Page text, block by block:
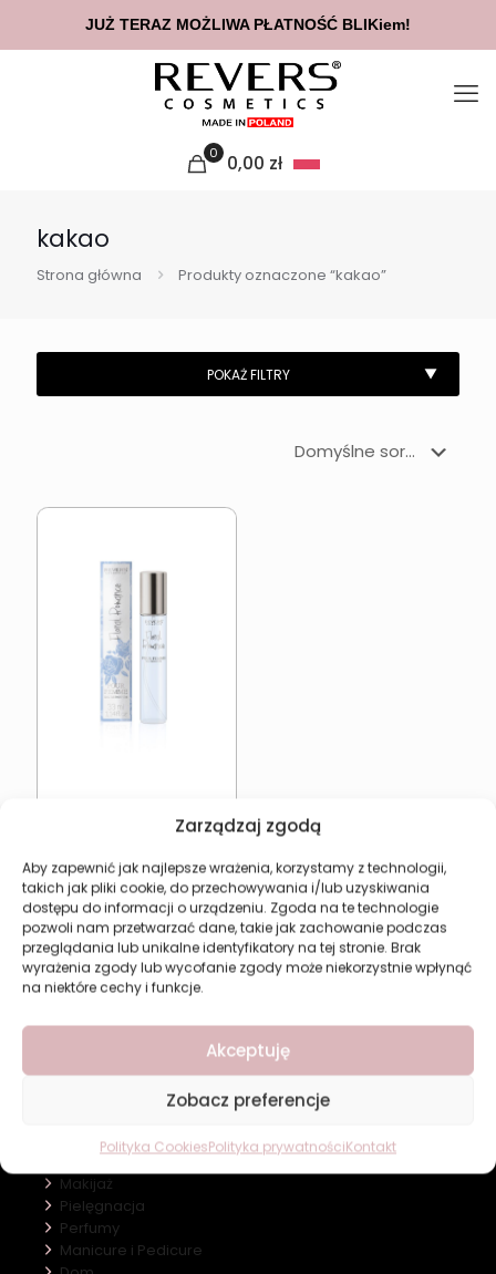
Zarządzaj zgodą
Aby zapewnić jak najlepsze wrażenia, korzystamy z technologii,
takich jak pliki cookie, do przechowywania i/lub uzyskiwania
dostępu do informacji o urządzeniu. Zgoda na te technologie
pozwoli nam przetwarzać dane, takie jak zachowanie podczas
przeglądania lub unikalne identyfikatory na tej stronie. Brak
wyrażenia zgody lub wycofanie zgody może niekorzystnie wpłynąć
na niektóre cechy i funkcje.
Akceptuję
Zobacz preferencje
Polityka CookiesPolityka prywatnościKontakt
0 0,00 zł
kakao
Strona główna Produkty oznaczone “kakao”
REVERS Floral Romance
Dodaj do koszyka
Revers Cosmetics
Nasz marki
Makijaż
Pielęgnacja
Perfumy
Manicure i Pedicure
JUŻ TERAZ MOŻLIWA PŁATNOŚĆ BLIKiem!